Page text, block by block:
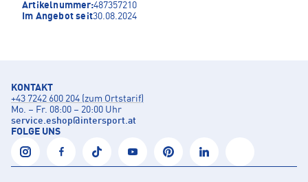
Artikelnummer:487357210
Im Angebot seit30.08.2024
KONTAKT
+43 7242 600 204 (zum Ortstarif)
Mo. – Fr. 08:00 – 20:00 Uhr
service.eshop@intersport.at
FOLGE UNS